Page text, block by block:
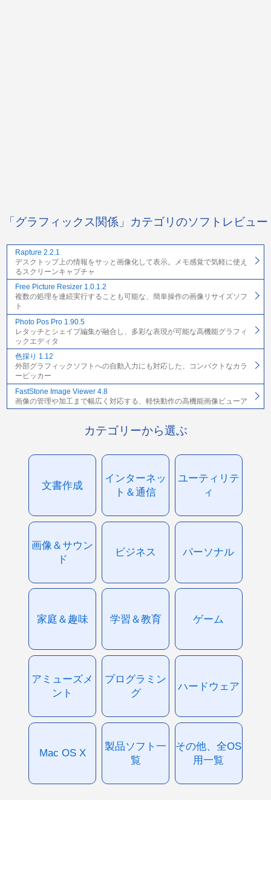
「グラフィックス関係」カテゴリのソフトレビュー
Rapture 2.2.1
デスクトップ上の情報をサッと画像化して表示。メモ感覚で気軽に使え
るスクリーンキャプチャ
Free Picture Resizer 1.0.1.2
複数の処理を連続実行することも可能な、簡単操作の画像リサイズソフ
ト
Photo Pos Pro 1.90.5
レタッチとシェイプ編集が融合し、多彩な表現が可能な高機能グラフィ
ックエディタ
色採り 1.12
外部グラフィックソフトへの自動入力にも対応した、コンパクトなカラ
ーピッカー
FastStone Image Viewer 4.8
画像の管理や加工まで幅広く対応する、軽快動作の高機能画像ビューア
カテゴリーから選ぶ
文書作成
インターネッ
ト＆通信
ユーティリテ
ィ
画像＆サウン
ド
ビジネス パーソナル
家庭＆趣味 学習＆教育 ゲーム
アミューズメ
ント
プログラミン
グ
ハードウェア
Mac OS X
製品ソフト一
覧
その他、全OS
用一覧